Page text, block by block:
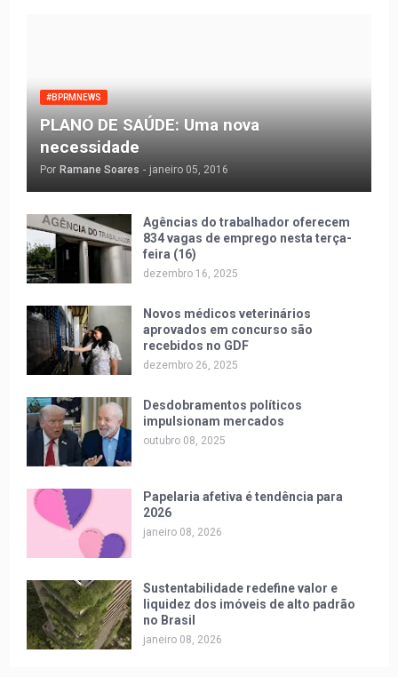
#BPRMNEWS
PLANO DE SAÚDE: Uma nova
necessidade
Por Ramane Soares - janeiro 05, 2016
Agências do trabalhador oferecem
834 vagas de emprego nesta terça-
feira (16)
dezembro 16, 2025
Novos médicos veterinários
aprovados em concurso são
recebidos no GDF
dezembro 26, 2025
Desdobramentos políticos
impulsionam mercados
outubro 08, 2025
Papelaria afetiva é tendência para
2026
janeiro 08, 2026
Sustentabilidade redefine valor e
liquidez dos imóveis de alto padrão
no Brasil
janeiro 08, 2026